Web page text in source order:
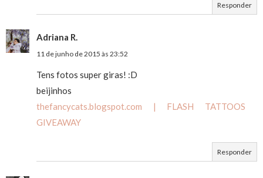
Responder
Adriana R.
11 de junho de 2015 às 23:52
Tens fotos super giras! :D
beijinhos
thefancycats.blogspot.com | FLASH TATTOOS
GIVEAWAY
Responder